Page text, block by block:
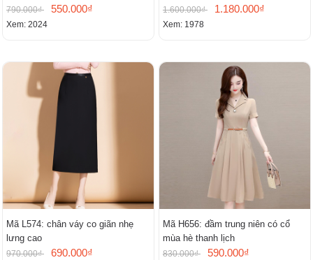
790.000₫ 550.000₫
Xem: 2024
1.600.000₫ 1.180.000₫
Xem: 1978
Mã L574: chân váy co giãn nhẹ
lưng cao
970.000₫ 690.000₫
Mã H656: đầm trung niên có cổ
mùa hè thanh lịch
830.000₫ 590.000₫